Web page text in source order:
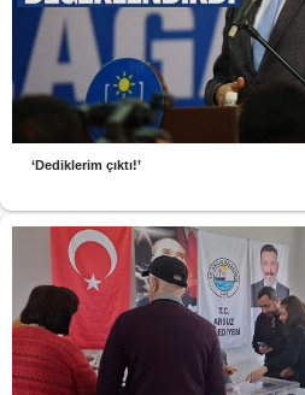
‘Dediklerim çıktı!’